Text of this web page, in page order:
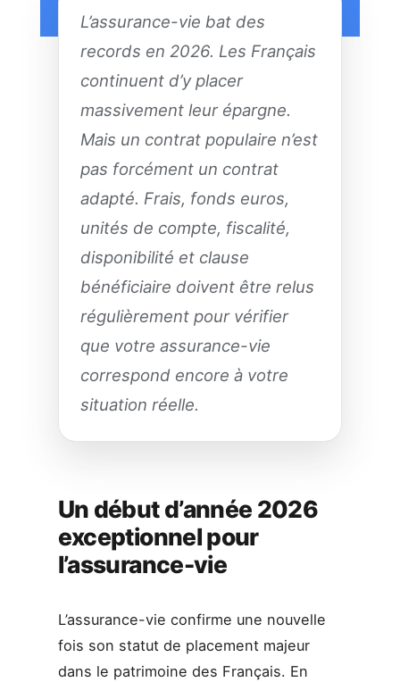
L’assurance-vie bat des
records en 2026. Les Français
continuent d’y placer
massivement leur épargne.
Mais un contrat populaire n’est
pas forcément un contrat
adapté. Frais, fonds euros,
unités de compte, fiscalité,
disponibilité et clause
bénéficiaire doivent être relus
régulièrement pour vérifier
que votre assurance-vie
correspond encore à votre
situation réelle.
Un début d’année 2026
exceptionnel pour
l’assurance-vie
L’assurance-vie confirme une nouvelle
fois son statut de placement majeur
dans le patrimoine des Français. En